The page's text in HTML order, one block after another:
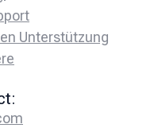
Unterstützung